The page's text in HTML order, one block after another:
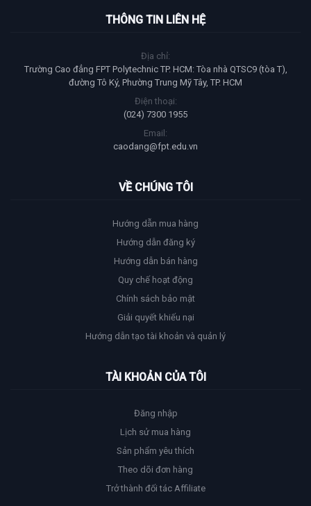
THÔNG TIN LIÊN HỆ
Địa chỉ:
Trường Cao đẳng FPT Polytechnic TP. HCM: Tòa nhà QTSC9 (tòa T),
đường Tô Ký, Phường Trung Mỹ Tây, TP. HCM
Điện thoại:
(024) 7300 1955
Email:
caodang@fpt.edu.vn
VỀ CHÚNG TÔI
Hướng dẫn mua hàng
Hướng dẫn đăng ký
Hướng dẫn bán hàng
Quy chế hoạt động
Chính sách bảo mật
Giải quyết khiếu nại
Hướng dẫn tạo tài khoản và quản lý
TÀI KHOẢN CỦA TÔI
Đăng nhập
Lịch sử mua hàng
Sản phẩm yêu thích
Theo dõi đơn hàng
Trở thành đối tác Affiliate